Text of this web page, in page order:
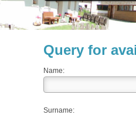
Query for
Name:
Surname: